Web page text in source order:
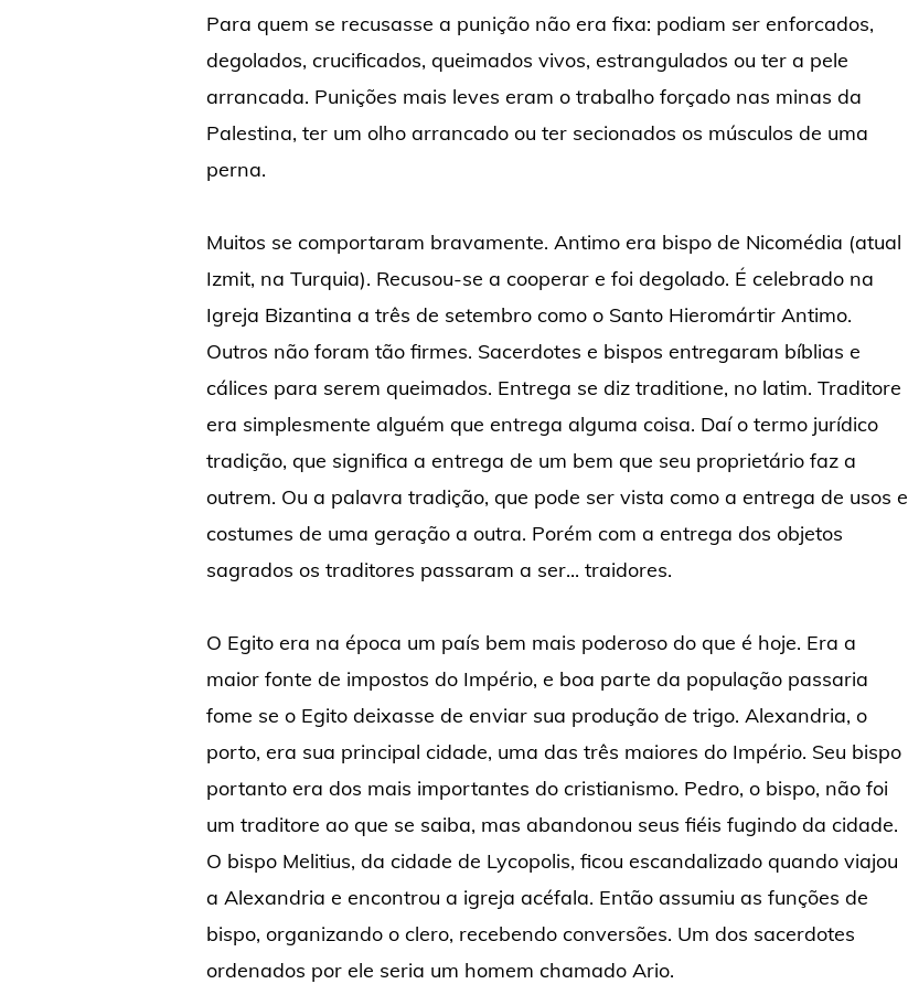
Para quem se recusasse a punição não era fixa: podiam ser enforcados,
degolados, crucificados, queimados vivos, estrangulados ou ter a pele
arrancada. Punições mais leves eram o trabalho forçado nas minas da
Palestina, ter um olho arrancado ou ter secionados os músculos de uma
perna.
Muitos se comportaram bravamente. Antimo era bispo de Nicomédia (atual
Izmit, na Turquia). Recusou-se a cooperar e foi degolado. É celebrado na
Igreja Bizantina a três de setembro como o Santo Hieromártir Antimo.
Outros não foram tão firmes. Sacerdotes e bispos entregaram bíblias e
cálices para serem queimados. Entrega se diz traditione, no latim. Traditore
era simplesmente alguém que entrega alguma coisa. Daí o termo jurídico
tradição, que significa a entrega de um bem que seu proprietário faz a
outrem. Ou a palavra tradição, que pode ser vista como a entrega de usos e
costumes de uma geração a outra. Porém com a entrega dos objetos
sagrados os traditores passaram a ser... traidores.
O Egito era na época um país bem mais poderoso do que é hoje. Era a
maior fonte de impostos do Império, e boa parte da população passaria
fome se o Egito deixasse de enviar sua produção de trigo. Alexandria, o
porto, era sua principal cidade, uma das três maiores do Império. Seu bispo
portanto era dos mais importantes do cristianismo. Pedro, o bispo, não foi
um traditore ao que se saiba, mas abandonou seus fiéis fugindo da cidade.
O bispo Melitius, da cidade de Lycopolis, ficou escandalizado quando viajou
a Alexandria e encontrou a igreja acéfala. Então assumiu as funções de
bispo, organizando o clero, recebendo conversões. Um dos sacerdotes
ordenados por ele seria um homem chamado Ario.